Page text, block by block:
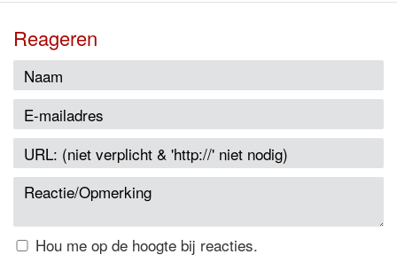
Reageren
Hou me op de hoogte bij reacties.